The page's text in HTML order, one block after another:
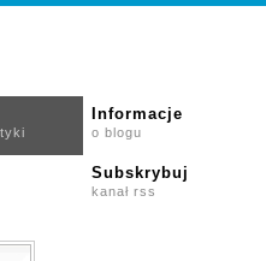
Informacje
o blogu
Subskrybuj
kanał rss